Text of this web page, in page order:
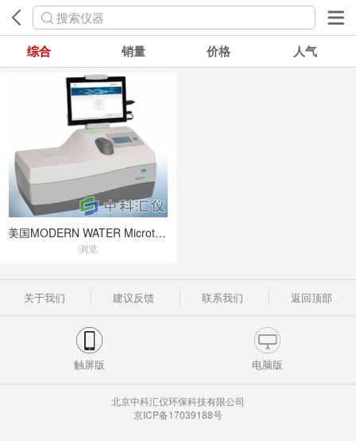
搜索仪器
综合 销量 价格 人气
美国MODERN WATER Microtox LX实验室生物毒性分析仪
浏览
关于我们 建议反馈 联系我们 返回顶部
触屏版 电脑版
北京中科汇仪环保科技有限公司
京ICP备17039188号